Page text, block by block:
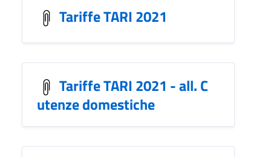
Tariffe TARI 2021
Tariffe TARI 2021 - all. C
utenze domestiche